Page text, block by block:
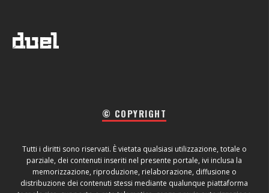
© COPYRIGHT
Tutti i diritti sono riservati. È vietata qualsiasi utilizzazione, totale o
parziale, dei contenuti inseriti nel presente portale, ivi inclusa la
memorizzazione, riproduzione, rielaborazione, diffusione o
distribuzione dei contenuti stessi mediante qualunque piattaforma